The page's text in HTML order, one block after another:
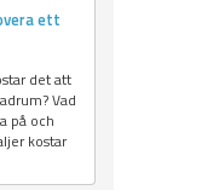
ett
det att
Vad
på och
kostar